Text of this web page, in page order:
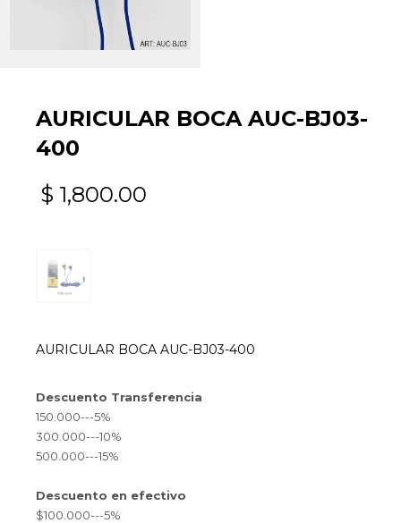
AURICULAR BOCA AUC-BJ03-
400
$ 1,800.00
AURICULAR BOCA AUC-BJ03-400
Descuento Transferencia
150.000---5%
300.000---10%
500.000---15%
Descuento en efectivo
$100.000---5%